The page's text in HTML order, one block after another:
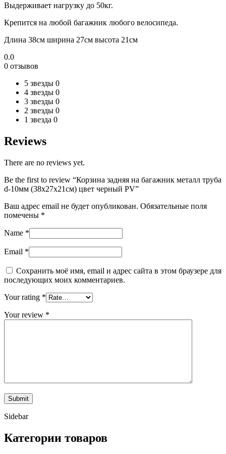
Выдерживает нагрузку до 50кг.
Крепится на любой багажник любого велосипеда.
Длина 38см ширина 27см высота 21см
0.0
0 отзывов
5 звезды 0
4 звезды 0
3 звезды 0
2 звезды 0
1 звезда 0
Reviews
There are no reviews yet.
Be the first to review “Корзина задняя на багажник металл труба
d-10мм (38х27х21см) цвет черный PV”
Ваш адрес email не будет опубликован. Обязательные поля
помечены *
Name *
Email *
Сохранить моё имя, email и адрес сайта в этом браузере для
последующих моих комментариев.
Your rating *
Your review *
Sidebar
Категории товаров